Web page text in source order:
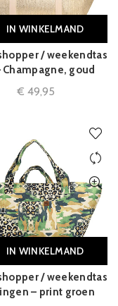
IN WINKELMAND
/ weekendtas
Champagne, goud
€ 49,95
IN WINKELMAND
/ weekendtas
– print groen